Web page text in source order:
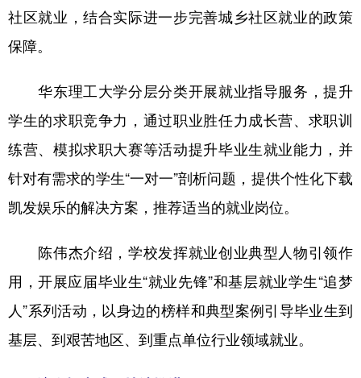
社区就业，结合实际进一步完善城乡社区就业的政策
保障。
华东理工大学分层分类开展就业指导服务，提升
学生的求职竞争力，通过职业胜任力成长营、求职训
练营、模拟求职大赛等活动提升毕业生就业能力，并
针对有需求的学生“一对一”剖析问题，提供个性化下载
凯发娱乐的解决方案，推荐适当的就业岗位。
陈伟杰介绍，学校发挥就业创业典型人物引领作
用，开展应届毕业生“就业先锋”和基层就业学生“追梦
人”系列活动，以身边的榜样和典型案例引导毕业生到
基层、到艰苦地区、到重点单位行业领域就业。